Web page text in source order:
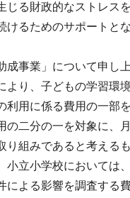
る財政的なストレス
るためのサポートと
事業」について申し
り、子どもの学習環
用に係る費用の一部
二分の一を対象に、
組みであると考える
立小学校においては
よる影響を調査する